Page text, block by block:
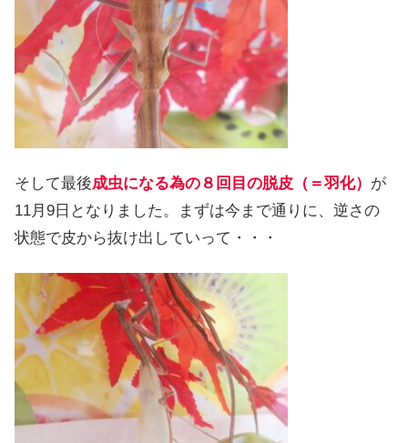
そして最後成虫になる為の８回目の脱皮（＝羽化） が
11月9日となりました。まずは今まで通りに、逆さの
状態で皮から抜け出していって・・・